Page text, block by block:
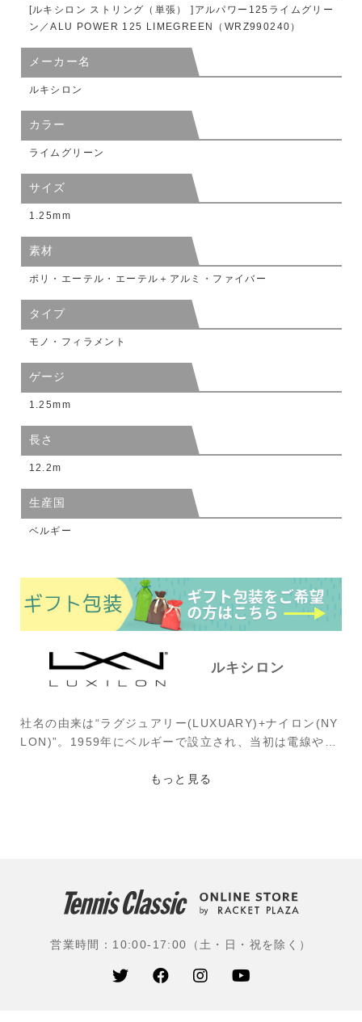
[ルキシロン ストリング（単張） ]アルパワー125ライムグリー
ン／ALU POWER 125 LIMEGREEN（WRZ990240）
メーカー名
ルキシロン
カラー
ライムグリーン
サイズ
1.25mm
素材
ポリ・エーテル・エーテル＋アルミ・ファイバー
タイプ
モノ・フィラメント
ゲージ
1.25mm
長さ
12.2m
生産国
ベルギー
ルキシロン
社名の由来は“ラグジュアリー(LUXUARY)+ナイロン(NY
LON)”。1959年にベルギーで設立され、当初は電線やワ
出し、翌84年からテニス用ポリストリングにも進出。ポ
は5割が使用している(2021年6月のデータ)。
イス)、ガエル・モンフィス(フランス)、グリゴール・デ
ィミトロフ(ブルガリア)、ダビド・ゴファン(ベルギー)、
セリーナ・ウイリアイムズ(アメリカ)、シモーナ・ハレ
もっと見る
営業時間：10:00-17:00（土・日・祝を除く）